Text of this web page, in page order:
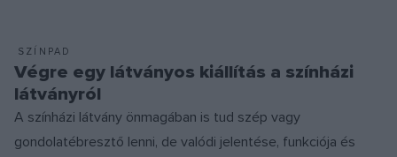
SZÍNPAD
Végre egy látványos kiállítás a színházi
látványról
A színházi látvány önmagában is tud szép vagy
gondolatébresztő lenni, de valódi jelentése, funkciója és